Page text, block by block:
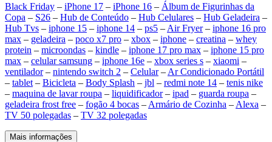
Black Friday – iPhone 17 – iPhone 16 – Álbum de Figurinhas da
Copa – S26 – Hub de Conteúdo – Hub Celulares – Hub Geladeira –
Hub Tvs – iphone 15 – iphone 14 – ps5 – Air Fryer– iphone 16 pro
max – geladeira – poco x7 pro – xbox – iphone – creatina – whey
protein – microondas – kindle – iphone 17 pro max – iphone 15 pro
max – celular samsung – iphone 16e – xbox series s – xiaomi –
ventilador– nintendo switch 2 – Celular– Ar Condicionado Portátil
– tablet – Bicicleta – Body Splash – jbl – redmi note 14 – tenis nike
– maquina de lavar roupa – liquidificador– ipad – guarda roupa –
geladeira frost free – fogão 4 bocas – Armário de Cozinha – Alexa –
TV 50 polegadas – TV 32 polegadas
Mais informações